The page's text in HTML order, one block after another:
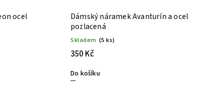
ocel
Dámský náramek Avanturín a ocel
pozlacená
Skladem (5 ks)
350 Kč
Do košíku